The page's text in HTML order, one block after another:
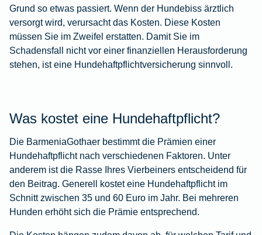
Grund so etwas passiert. Wenn der Hundebiss ärztlich
versorgt wird, verursacht das Kosten. Diese Kosten
müssen Sie im Zweifel erstatten. Damit Sie im
Schadensfall nicht vor einer finanziellen Herausforderung
stehen, ist eine Hundehaftpflichtversicherung sinnvoll.
Was kostet eine Hundehaftpflicht?
Die BarmeniaGothaer bestimmt die Prämien einer
Hundehaftpflicht nach verschiedenen Faktoren. Unter
anderem ist die Rasse Ihres Vierbeiners entscheidend für
den Beitrag. Generell kostet eine Hundehaftpflicht im
Schnitt zwischen 35 und 60 Euro im Jahr. Bei mehreren
Hunden erhöht sich die Prämie entsprechend.